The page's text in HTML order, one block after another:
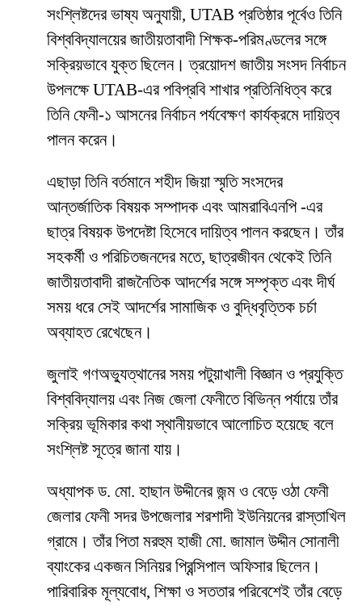
সংশ্লিষ্টদের ভাষ্য অনুযায়ী, UTAB প্রতিষ্ঠার পূর্বেও তিনি
বিশ্ববিদ্যালয়ের জাতীয়তাবাদী শিক্ষক-পরিমণ্ডলের সঙ্গে
সক্রিয়ভাবে যুক্ত ছিলেন। ত্রয়োদশ জাতীয় সংসদ নির্বাচন
উপলক্ষে UTAB-এর পবিপ্রবি শাখার প্রতিনিধিত্ব করে
তিনি ফেনী-১ আসনের নির্বাচন পর্যবেক্ষণ কার্যক্রমে দায়িত্ব
পালন করেন।
এছাড়া তিনি বর্তমানে শহীদ জিয়া স্মৃতি সংসদের
আন্তর্জাতিক বিষয়ক সম্পাদক এবং আমরাবিএনপি -এর
ছাত্র বিষয়ক উপদেষ্টা হিসেবে দায়িত্ব পালন করছেন। তাঁর
সহকর্মী ও পরিচিতজনদের মতে, ছাত্রজীবন থেকেই তিনি
জাতীয়তাবাদী রাজনৈতিক আদর্শের সঙ্গে সম্পৃক্ত এবং দীর্ঘ
সময় ধরে সেই আদর্শের সামাজিক ও বুদ্ধিবৃত্তিক চর্চা
অব্যাহত রেখেছেন।
জুলাই গণঅভ্যুত্থানের সময় পটুয়াখালী বিজ্ঞান ও প্রযুক্তি
বিশ্ববিদ্যালয় এবং নিজ জেলা ফেনীতে বিভিন্ন পর্যায়ে তাঁর
সক্রিয় ভূমিকার কথা স্থানীয়ভাবে আলোচিত হয়েছে বলে
সংশ্লিষ্ট সূত্রে জানা যায়।
অধ্যাপক ড. মো. হাছান উদ্দীনের জন্ম ও বেড়ে ওঠা ফেনী
জেলার ফেনী সদর উপজেলার শরশাদী ইউনিয়নের রাস্তাখিল
গ্রামে। তাঁর পিতা মরহুম হাজী মো. জামাল উদ্দীন সোনালী
ব্যাংকের একজন সিনিয়র প্রিন্সিপাল অফিসার ছিলেন।
পারিবারিক মূল্যবোধ, শিক্ষা ও সততার পরিবেশেই তাঁর বেড়ে